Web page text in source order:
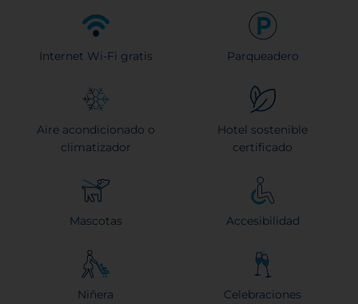
Internet Wi-Fi gratis Parqueadero
Aire acondicionado o
climatizador
Hotel sostenible
certificado
Mascotas Accesibilidad
Niñera Celebraciones